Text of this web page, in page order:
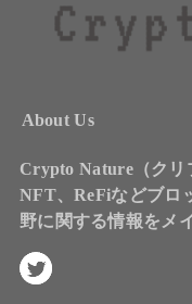
About Us
Crypto Nature（クリ
NFT、ReFiなどブロ
野に関する情報をメ